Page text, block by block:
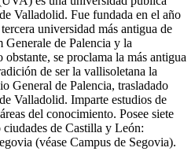
Valladolid. Fue fundada en el año
universidad más antigua de
Generale de Palencia y la
se proclama la más antigua
de ser la vallisoletana la
General de Palencia, trasladado
Valladolid. Imparte estudios de
del conocimiento. Posee siete
de Castilla y León:
(véase Campus de Segovia).